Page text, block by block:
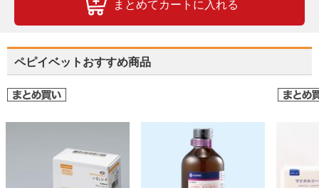
まとめてカートに入れる
ペピイベットおすすめ商品